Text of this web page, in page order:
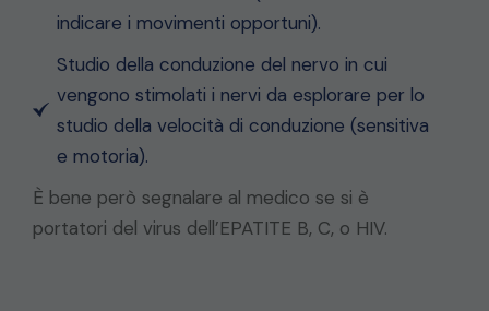
indicare i movimenti opportuni).
Studio della conduzione del nervo in cui
vengono stimolati i nervi da esplorare per lo
studio della velocità di conduzione (sensitiva
e motoria).
È bene però segnalare al medico se si è
portatori del virus dell’EPATITE B, C, o HIV.